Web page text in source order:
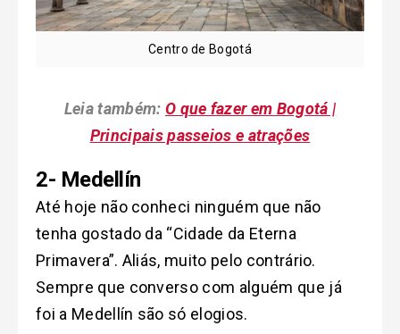
Centro de Bogotá
Leia também: O que fazer em Bogotá |
Principais passeios e atrações
2- Medellín
Até hoje não conheci ninguém que não
tenha gostado da “Cidade da Eterna
Primavera”. Aliás, muito pelo contrário.
Sempre que converso com alguém que já
foi a Medellín são só elogios.